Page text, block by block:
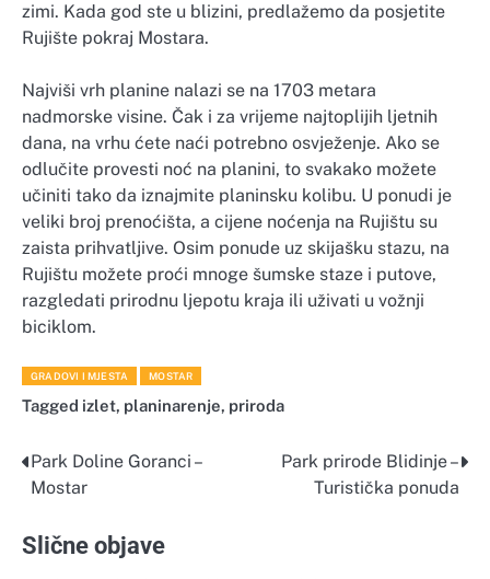
zimi. Kada god ste u blizini, predlažemo da posjetite
Rujište pokraj Mostara.
Najviši vrh planine nalazi se na 1703 metara
nadmorske visine. Čak i za vrijeme najtoplijih ljetnih
dana, na vrhu ćete naći potrebno osvježenje. Ako se
odlučite provesti noć na planini, to svakako možete
učiniti tako da iznajmite planinsku kolibu. U ponudi je
veliki broj prenoćišta, a cijene noćenja na Rujištu su
zaista prihvatljive. Osim ponude uz skijašku stazu, na
Rujištu možete proći mnoge šumske staze i putove,
razgledati prirodnu ljepotu kraja ili uživati u vožnji
biciklom.
GRADOVI I MJESTA MOSTAR
Tagged izlet, planinarenje, priroda
Navigacija
Park Doline Goranci –
Mostar
Park prirode Blidinje –
Turistička ponuda
Slične objave